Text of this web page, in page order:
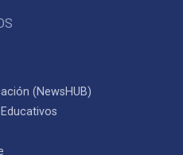
(NewsHUB)